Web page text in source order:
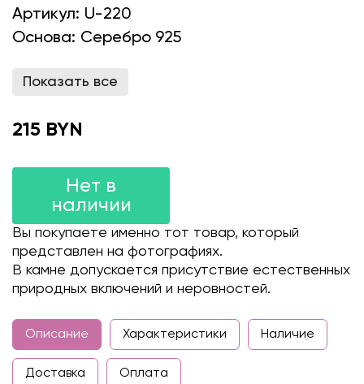
Артикул: U-220
Основа: Серебро 925
Показать все
215 BYN
Нет в
наличии
Вы покупаете именно тот товар, который
представлен на фотографиях.
В камне допускается присутствие естественных
природных включений и неровностей.
Описание Характеристики Наличие
Доставка Оплата